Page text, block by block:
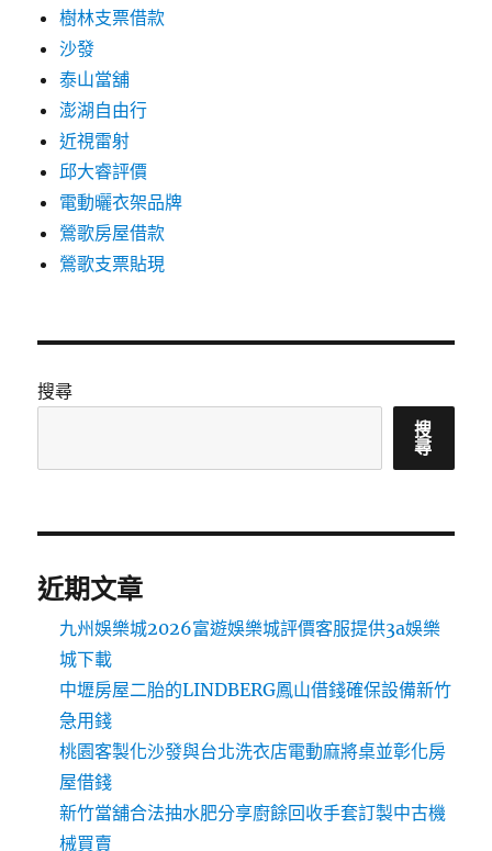
樹林支票借款
沙發
泰山當舖
澎湖自由行
近視雷射
邱大睿評價
電動曬衣架品牌
鶯歌房屋借款
鶯歌支票貼現
搜尋
搜
尋
近期文章
九州娛樂城2026富遊娛樂城評價客服提供3a娛樂
城下載
中壢房屋二胎的LINDBERG鳳山借錢確保設備新竹
急用錢
桃園客製化沙發與台北洗衣店電動麻將桌並彰化房
屋借錢
新竹當舖合法抽水肥分享廚餘回收手套訂製中古機
械買賣